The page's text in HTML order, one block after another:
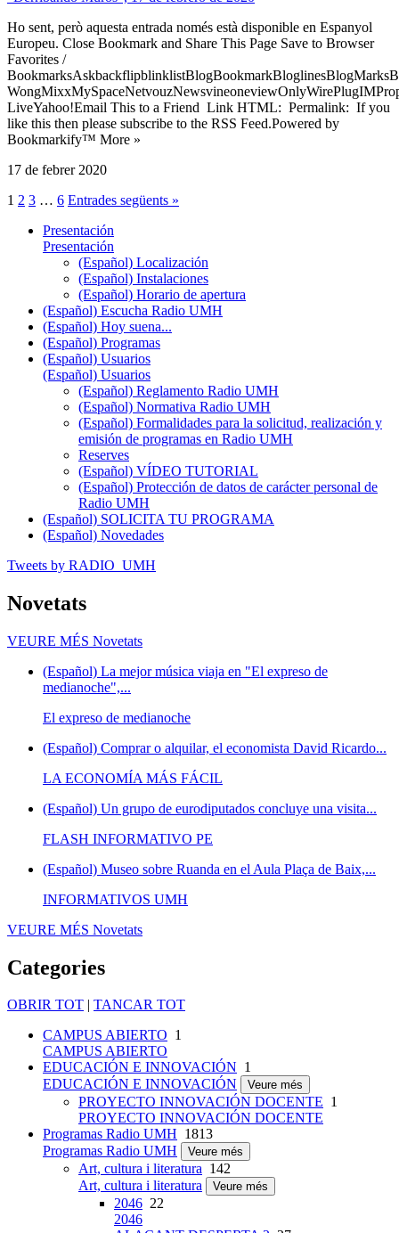
Ho sent, però aquesta entrada només està disponible en Espanyol
Europeu. Close Bookmark and Share This Page Save to Browser
Favorites /
LiveYahoo!Email This to a Friend Link HTML: Permalink: If you
like this then please subscribe to the RSS Feed.Powered by
Bookmarkify™ More »
17 de febrer 2020
1 2 3 … 6 Entrades següents »
Presentación
Presentación
(Español) Localización
(Español) Instalaciones
(Español) Horario de apertura
(Español) Escucha Radio UMH
(Español) Hoy suena...
(Español) Programas
(Español) Usuarios
(Español) Usuarios
(Español) Reglamento Radio UMH
(Español) Normativa Radio UMH
(Español) Formalidades para la solicitud, realización y
emisión de programas en Radio UMH
Reserves
(Español) VÍDEO TUTORIAL
(Español) Protección de datos de carácter personal de
Radio UMH
(Español) SOLICITA TU PROGRAMA
(Español) Novedades
Tweets by RADIO_UMH
Novetats
VEURE MÉS Novetats
(Español) La mejor música viaja en "El expreso de
medianoche",...
El expreso de medianoche
(Español) Comprar o alquilar, el economista David Ricardo...
LA ECONOMÍA MÁS FÁCIL
(Español) Un grupo de eurodiputados concluye una visita...
FLASH INFORMATIVO PE
(Español) Museo sobre Ruanda en el Aula Plaça de Baix,...
INFORMATIVOS UMH
VEURE MÉS Novetats
Categories
OBRIR TOT | TANCAR TOT
CAMPUS ABIERTO 1
CAMPUS ABIERTO
EDUCACIÓN E INNOVACIÓN 1
EDUCACIÓN E INNOVACIÓN
Veure més
PROYECTO INNOVACIÓN DOCENTE 1
PROYECTO INNOVACIÓN DOCENTE
Programas Radio UMH 1813
Programas Radio UMH
Veure més
Art, cultura i literatura 142
Art, cultura i literatura
Veure més
2046 22
2046